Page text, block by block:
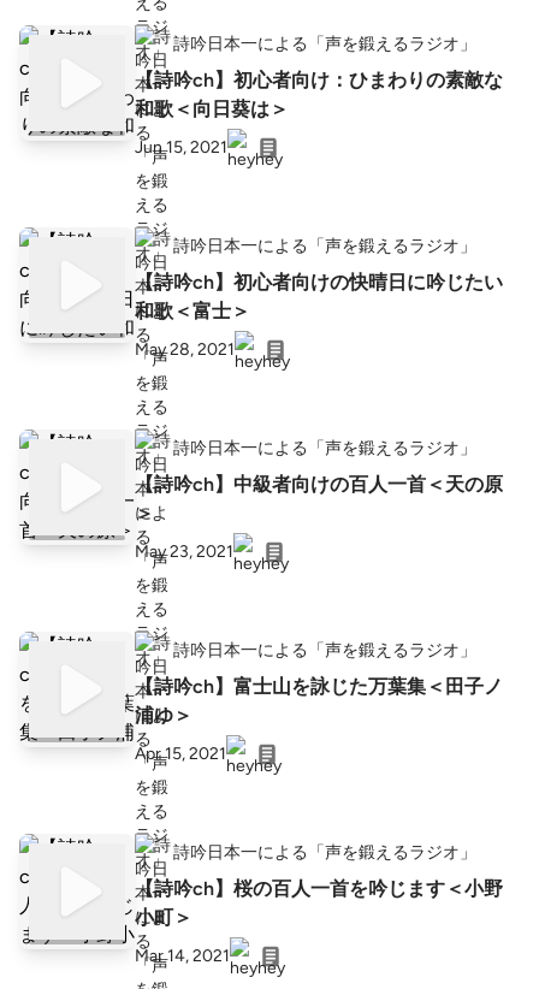
詩吟日本一による「声を鍛えるラジオ」
【詩吟ch】初心者向け：ひまわりの素敵な
和歌＜向日葵は＞
Jun 15, 2021
詩吟日本一による「声を鍛えるラジオ」
【詩吟ch】初心者向けの快晴日に吟じたい
和歌＜富士＞
May 28, 2021
詩吟日本一による「声を鍛えるラジオ」
【詩吟ch】中級者向けの百人一首＜天の原
＞
May 23, 2021
詩吟日本一による「声を鍛えるラジオ」
【詩吟ch】富士山を詠じた万葉集＜田子ノ
浦ゆ＞
Apr 15, 2021
詩吟日本一による「声を鍛えるラジオ」
【詩吟ch】桜の百人一首を吟じます＜小野
小町＞
Mar 14, 2021